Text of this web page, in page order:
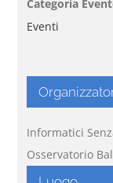
Categoria
Eventi
Informatici
Osservatorio